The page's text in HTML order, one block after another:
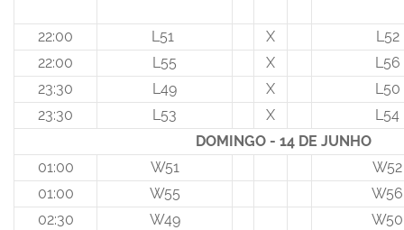
22:00 L51 X
L52
22:00
L55 X
L56
23:30
L49 X
L50
23:30
L53 X
L54
DOMINGO - 14 DE JUNHO
01:00
W51
W52
01:00
W55
W56
02:30
W49
W50